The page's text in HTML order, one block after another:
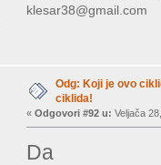
klesar38@gmail.com
Odg: Koji je ovo
ciklida!
« Odgovori #92 u: Veljača
Da